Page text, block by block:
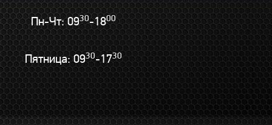
Пн-Чт: 0930-1800
Пятница: 0930-1730